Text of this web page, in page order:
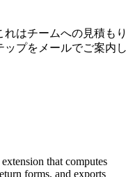
はチームへの見積もり
プをメールでご案内し
that computes
forms, and exports